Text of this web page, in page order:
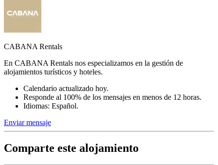
CABANA Rentals
En CABANA Rentals nos especializamos en la gestión de
alojamientos turísticos y hoteles.
Calendario actualizado hoy.
Responde al 100% de los mensajes en menos de 12 horas.
Idiomas: Español.
Enviar mensaje
Comparte este alojamiento